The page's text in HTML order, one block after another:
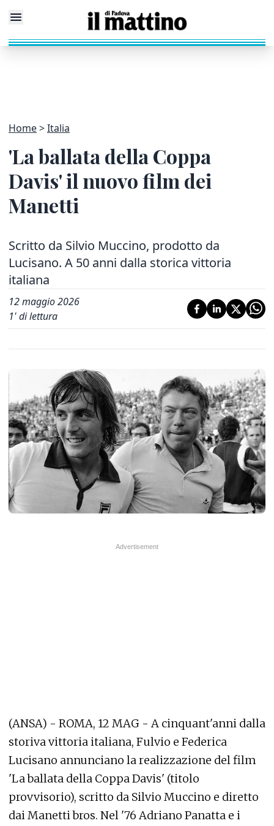
Home Italia
'La ballata della Coppa
Davis' il nuovo film dei
Manetti
Scritto da Silvio Muccino, prodotto da
Lucisano. A 50 anni dalla storica vittoria
italiana
12 maggio 2026
1' di lettura
(ANSA) - ROMA, 12 MAG - A cinquant'anni dalla
storiva vittoria italiana, Fulvio e Federica
Lucisano annunciano la realizzazione del film
'La ballata della Coppa Davis' (titolo
provvisorio), scritto da Silvio Muccino e diretto
dai Manetti bros. Nel '76 Adriano Panatta e i